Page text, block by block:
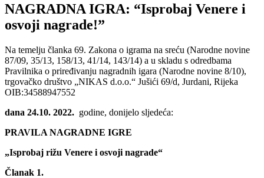
NAGRADNA IGRA: “Isprobaj Venere i
osvoji nagrade!”
Na temelju članka 69. Zakona o igrama na sreću (Narodne novine
87/09, 35/13, 158/13, 41/14, 143/14) a u skladu s odredbama
Pravilnika o priređivanju nagradnih igara (Narodne novine 8/10),
trgovačko društvo „NIKAS d.o.o.“ Jušići 69/d, Jurdani, Rijeka
OIB:34588947552
dana 24.10. 2022. godine, donijelo sljedeća:
PRAVILA NAGRADNE IGRE
„Isprobaj rižu Venere i osvoji nagrade“
Članak 1.